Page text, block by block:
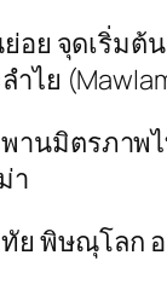
ย่อย จุดเริ่
ำไย
นมิตรภาพ
า
ย พิษณุโล